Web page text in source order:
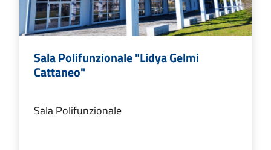
Sala Polifunzionale "Lidya Gelmi
Cattaneo"
Sala Polifunzionale